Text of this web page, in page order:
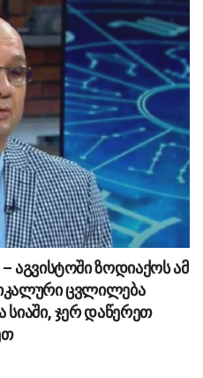
აგვისტოში ზოდიაქოს ამ
ცვლილება
სიაში, ჯერ დაწერეთ